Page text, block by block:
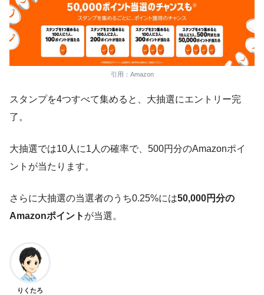
支払い方法を入力する
クレジットカード・スマホ決済からプライム会員費の支払い
方法を選択し、無料体験をスタート。
と支払いが発生します。
引用：Amazon
スタンプを4つすべて集めると、大抽選にエントリー完
了。
大抽選では10人に1人の確率で、500円分のAmazonポイ
ントが当たります。
さらに大抽選の当選者のうち0.25%には50,000円分の
Amazonポイント が当選。
りくたろ